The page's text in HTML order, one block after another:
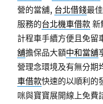
營的當舖, 台北借錢最
服務的台北機車借款 新
計程車手續方便且免留
舖擔保品大額中和當舖
營理念環境及有無分期
車借款快速的以順利的
咪與寶寶展開線上免費